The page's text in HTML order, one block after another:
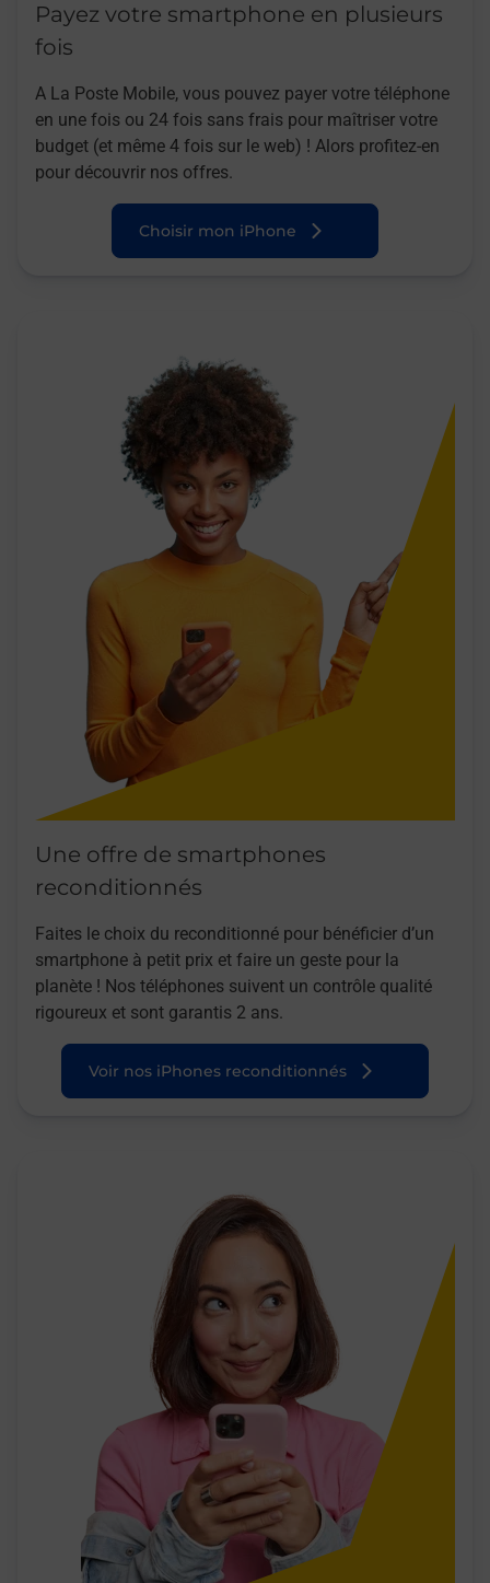
Payez votre smartphone en plusieurs
fois
A La Poste Mobile, vous pouvez payer votre téléphone
en une fois ou 24 fois sans frais pour maîtriser votre
budget (et même 4 fois sur le web) ! Alors profitez-en
pour découvrir nos offres.
Choisir mon iPhone
Une offre de smartphones
reconditionnés
Faites le choix du reconditionné pour bénéficier d’un
smartphone à petit prix et faire un geste pour la
planète ! Nos téléphones suivent un contrôle qualité
rigoureux et sont garantis 2 ans.
Voir nos iPhones reconditionnés